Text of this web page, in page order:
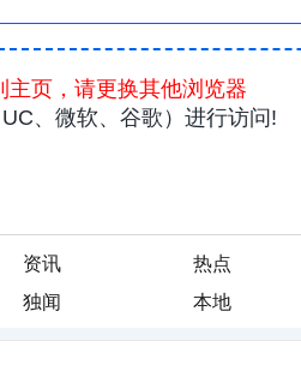
资讯 热点
独闻 本地